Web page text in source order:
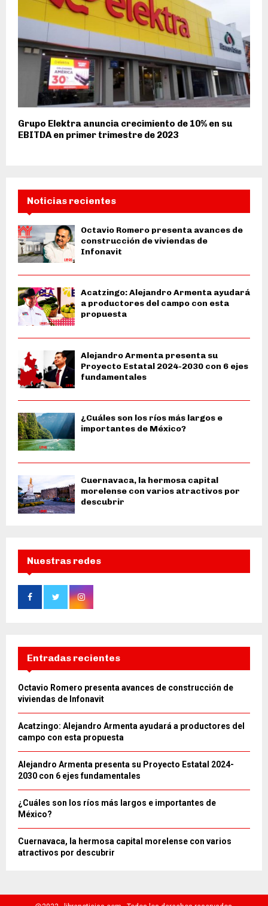
Grupo Elektra anuncia crecimiento de 10% en su
EBITDA en primer trimestre de 2023
Noticias recientes
Octavio Romero presenta avances de
construcción de viviendas de
Infonavit
Acatzingo: Alejandro Armenta ayudará
a productores del campo con esta
propuesta
Alejandro Armenta presenta su
Proyecto Estatal 2024-2030 con 6 ejes
fundamentales
¿Cuáles son los ríos más largos e
importantes de México?
Cuernavaca, la hermosa capital
morelense con varios atractivos por
descubrir
Nuestras redes
Entradas recientes
Octavio Romero presenta avances de construcción de
viviendas de Infonavit
Acatzingo: Alejandro Armenta ayudará a productores del
campo con esta propuesta
Alejandro Armenta presenta su Proyecto Estatal 2024-
2030 con 6 ejes fundamentales
¿Cuáles son los ríos más largos e importantes de
México?
Cuernavaca, la hermosa capital morelense con varios
atractivos por descubrir